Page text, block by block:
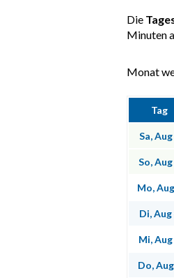
Die
Minuten
Monat
Tag
Sa,
So,
Mo,
Di, Aug
Mi,
Do,